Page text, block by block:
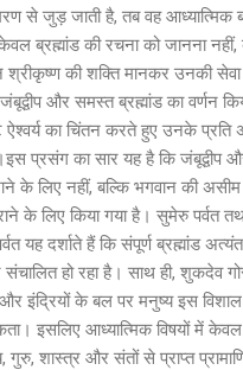
से जुड़ जाती है, तब वह आध्यात्मिक
ब्रह्मांड की रचना को जानना
श्रीकृष्ण की शक्ति मानकर उनकी
और समस्त ब्रह्मांड का वर्णन
ऐश्वर्य का चिंतन करते हुए उनके प्रति
प्रसंग का सार यह है कि जंबूद्वीप
के लिए नहीं, बल्कि भगवान की
के लिए किया गया है। सुमेरु पर्वत
यह दर्शाते हैं कि संपूर्ण ब्रह्मांड
हो रहा है। साथ ही, शुकदेव
इंद्रियों के बल पर मनुष्य इस विशाल
इसलिए आध्यात्मिक विषयों में
गुरु, शास्त्र और संतों से प्राप्त